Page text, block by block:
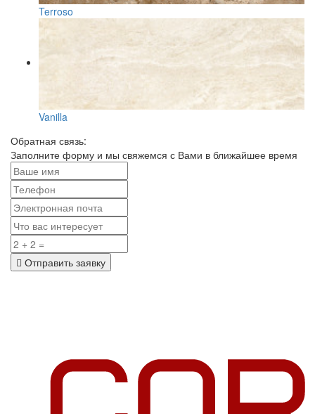
Terroso
Vanilla
Обратная связь:
Заполните форму и мы свяжемся с Вами в ближайшее время
Отправить заявку